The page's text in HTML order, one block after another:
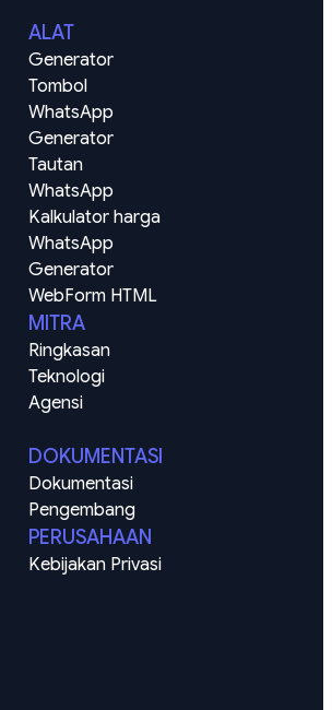
ALAT
Generator
Tombol
WhatsApp
Generator
Tautan
WhatsApp
Kalkulator harga
WhatsApp
Generator
WebForm HTML
MITRA
Ringkasan
Teknologi
Agensi
DOKUMENTASI
Dokumentasi
Pengembang
PERUSAHAAN
Kebijakan Privasi